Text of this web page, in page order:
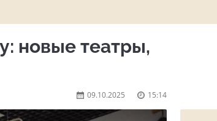
новые театры,
09.10.2025 15:14